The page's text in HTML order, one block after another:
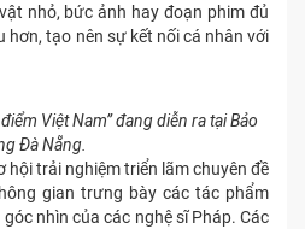
nhỏ, bức ảnh hay đoạn phim đủ
hơn, tạo nên sự kết nối cá nhân với
Việt Nam” đang diễn ra tại Bảo
Đà Nẵng.
hội trải nghiệm triển lãm chuyên đề
gian trưng bày các tác phẩm
nhìn của các nghệ sĩ Pháp. Các